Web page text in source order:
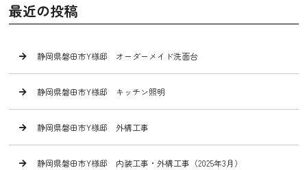
最近の投稿
静岡県磐田市Y様邸 オーダーメイド洗面台
静岡県磐田市Y様邸 キッチン照明
静岡県磐田市Y様邸 外構工事
静岡県磐田市Y様邸 内装工事・外構工事（2025年3月）